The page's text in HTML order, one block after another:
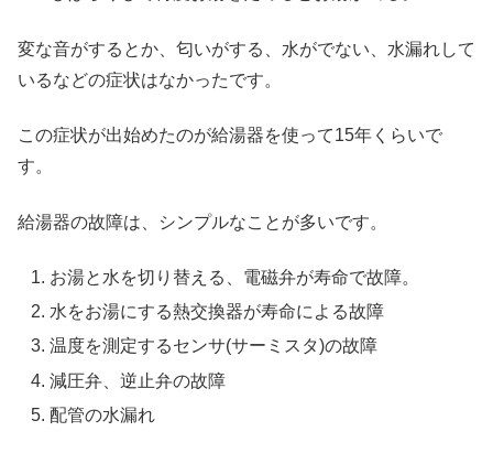
変な音がするとか、匂いがする、水がでない、水漏れして
いるなどの症状はなかったです。
この症状が出始めたのが給湯器を使って15年くらいで
す。
給湯器の故障は、シンプルなことが多いです。
お湯と水を切り替える、電磁弁が寿命で故障。
水をお湯にする熱交換器が寿命による故障
温度を測定するセンサ(サーミスタ)の故障
減圧弁、逆止弁の故障
配管の水漏れ